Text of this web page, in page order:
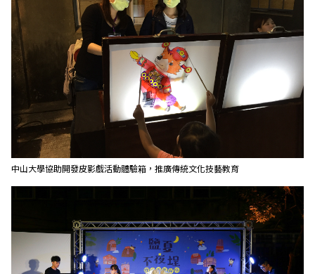
中山大學協助開發皮影戲活動體驗箱，推廣傳統文化技藝教育